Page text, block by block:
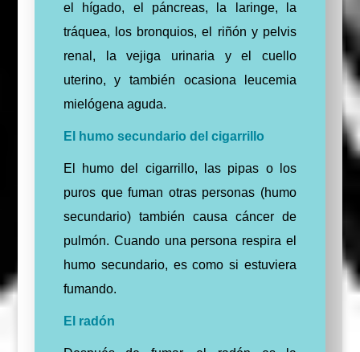
el hígado, el páncreas, la laringe, la
tráquea, los bronquios, el riñón y pelvis
renal, la vejiga urinaria y el cuello
uterino, y también ocasiona leucemia
mielógena aguda.
El humo secundario del cigarrillo
El humo del cigarrillo, las pipas o los
puros que fuman otras personas (humo
secundario) también causa cáncer de
pulmón. Cuando una persona respira el
humo secundario, es como si estuviera
fumando.
El radón